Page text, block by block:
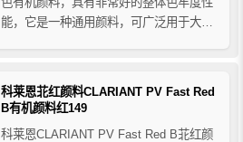
能，它是一种通用颜料，可广泛用于大多
纤维、PAN纤维等。
科莱恩苝红颜料CLARIANT PV Fast Red
B有机颜料红149
科莱恩CLARIANT PV Fast Red B苝红颜